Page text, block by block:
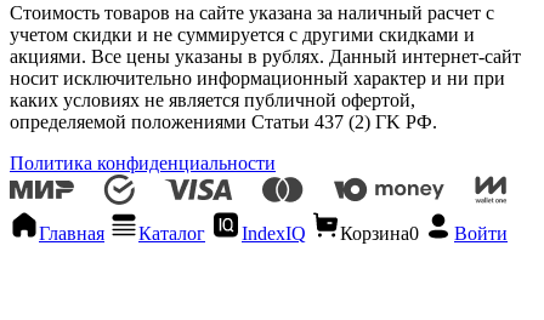
Стоимость товаров на сайте указана за наличный расчет с
учетом скидки и не суммируется с другими скидками и
акциями. Все цены указаны в рублях. Данный интернет-сайт
носит исключительно информационный характер и ни при
каких условиях не является публичной офертой,
определяемой положениями Статьи 437 (2) ГK РФ.
Политика конфиденциальности
Главная Каталог IndexIQ Корзина0 Войти